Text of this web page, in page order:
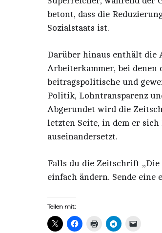
betont, dass die
Sozialstaats ist.
Darüber hinaus enthält die
Arbeiterkammer, bei denen
beitragspolitische und
Politik, Lohntransparenz
Abgerundet wird die
letzten Seite, in dem er
auseinandersetzt.
Falls du die Zeitschrift
einfach ändern. Sende
Teilen mit: